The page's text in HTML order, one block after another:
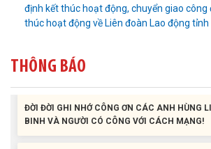
định kết thúc hoạt động, chuyển giao công
thúc hoạt động về Liên đoàn Lao động tỉnh
THÔNG BÁO
Liên đoàn Lao động tỉnh trao tặng 100 bộ bút